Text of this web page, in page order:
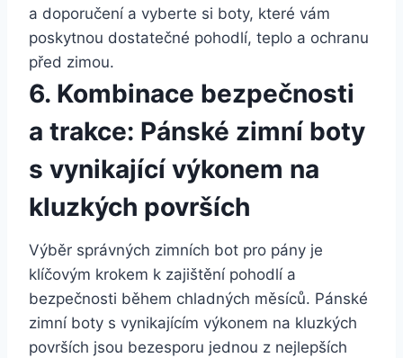
a doporučení a vyberte‍ si ⁣boty,‍ které​ vám
poskytnou dostatečné pohodlí, teplo ​a‌ ochranu
‍před ‍zimou.
6. Kombinace bezpečnosti
a trakce: Pánské ⁢zimní boty ​
s vynikající⁣ výkonem na
kluzkých površích
Výběr správných zimních bot pro⁣ pány ‍je‌
klíčovým krokem k zajištění pohodlí a
bezpečnosti během chladných měsíců. ⁣Pánské
zimní boty s⁤ vynikajícím ​výkonem na kluzkých
površích jsou bezesporu⁢ jednou z nejlepších